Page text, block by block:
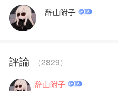
等到原主死亡劇情慢慢逼近，
不行，保命要緊，走為上策！
……
「黎楚楚，誰允許你離我那麼遠？」
辞山附子
評論 （2829）
辞山附子